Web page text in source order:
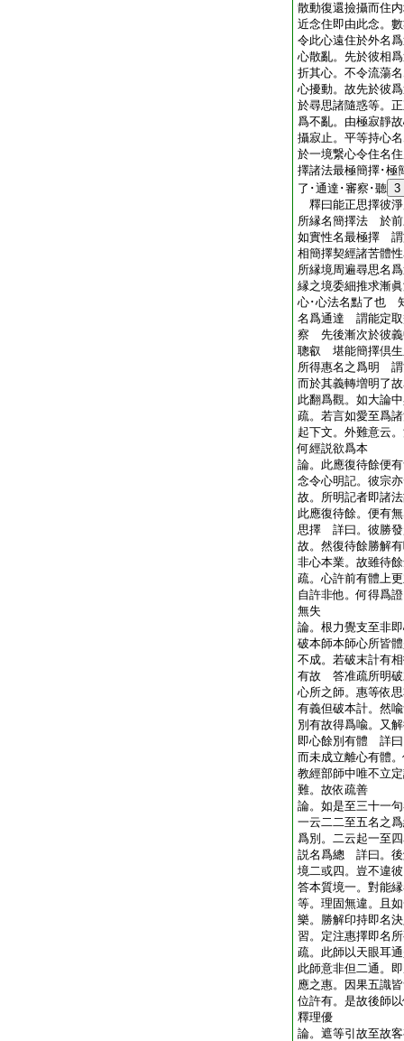
散動復還撿攝而住
近念住即由此念。
令此心遠住於外名
心散亂。先於彼相
折其心。不令流蕩
心擾動。故先於彼
於尋思諸隨惑等。
爲不亂。由極寂靜
攝寂止。平等持心
於一境繋心令住名
擇諸法最極簡擇･極
了･通達･審察･聽 3
釋曰能正思擇彼
所縁名簡擇法 於前
如實性名最極擇 謂
相簡擇契經諸苦體
所縁境周遍尋思名
縁之境委細推求漸
心･心法名點了也
名爲通達 謂能定取
察 先後漸次於彼義
聰叡 堪能簡擇倶
所得惠名之爲明 謂
而於其義轉増明了
此翻爲觀。如大論
疏。若言如愛至爲
起下文。外難意云
何經説欲爲本
論。此應復待餘便
念令心明記。彼宗
故。所明記者即諸
此應復待餘。便有
思擇 詳曰。彼勝發
故。然復待餘勝解
非心本業。故雖待
疏。心許前有體上
自許非他。何得爲
無失
論。根力覺支至非
破本師本師心所皆
不成。若破末計有
有故 答准疏所明破
心所之師。惠等依
有義但破本計。然
別有故得爲喩。又
即心餘別有體 詳曰
而未成立離心有體
教經部師中唯不立
難。故依疏善
論。如是至三十一
一云二二至五名之
爲別。二云起一至
説名爲總 詳曰。
境二或四。豈不違
答本質境一。對能
等。理固無違。且
樂。勝解印持即名
習。定注惠擇即名
疏。此師以天眼耳
此師意非但二通。
應之惠。因果五識
位許有。是故後師
釋理優
論。遮等引故至故